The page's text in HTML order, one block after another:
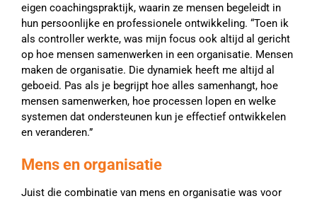
eigen coachingspraktijk, waarin ze mensen begeleidt in
hun persoonlijke en professionele ontwikkeling. “Toen ik
als controller werkte, was mijn focus ook altijd al gericht
op hoe mensen samenwerken in een organisatie. Mensen
maken de organisatie. Die dynamiek heeft me altijd al
geboeid. Pas als je begrijpt hoe alles samenhangt, hoe
mensen samenwerken, hoe processen lopen en welke
systemen dat ondersteunen kun je effectief ontwikkelen
en veranderen.”
Mens en organisatie
Juist die combinatie van mens en organisatie was voor